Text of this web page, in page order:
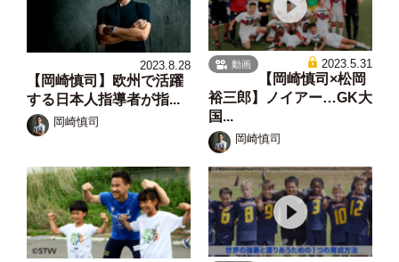
2023.8.28
【岡崎慎司】欧州で活躍
する日本人指導者が指...
岡崎慎司
動画 2023.5.31
【岡崎慎司×松岡
裕三郎】ノイアー…GK大
国...
岡崎慎司